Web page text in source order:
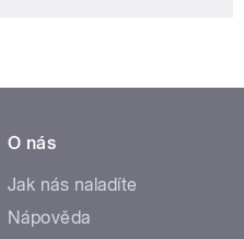
O nás
Jak nás naladíte
Nápověda